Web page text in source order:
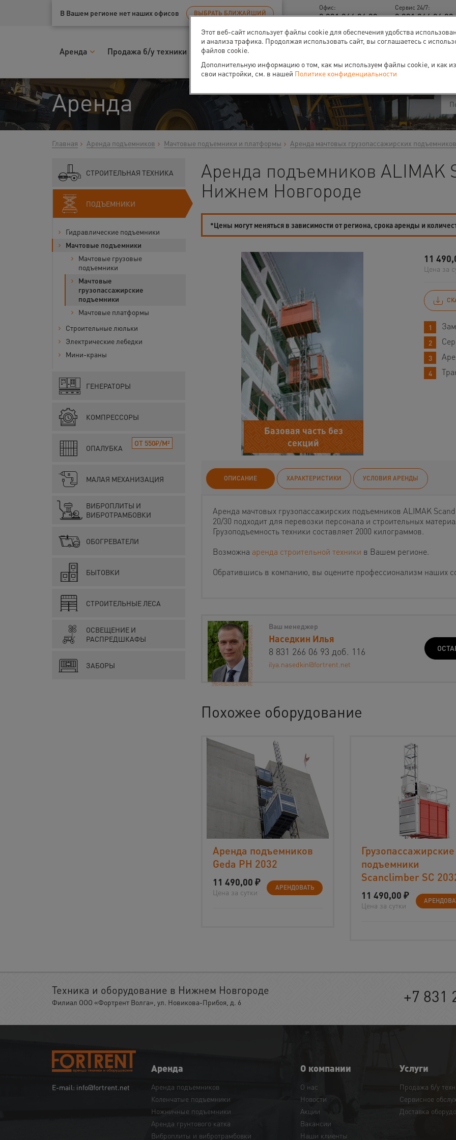
Ваш город:Нижний Новгород
В Вашем регионе нет наших офисов ВЫБРАТЬ БЛИЖАЙШИЙ
Офис:
8 831 266 06 93
Сервис 24/7:
8 831 266 06 93
Аренда Продажа б/у техники Запчасти
Аренда
Главная Аренда подъемников Мачтовые подъемники и платформы Аренда мачтовых грузопассажирских подъемников
СТРОИТЕЛЬНАЯ ТЕХНИКА
ПОДЪЕМНИКИ
Гидравлические подъемники
Мачтовые подъемники
Мачтовые грузовые
подъемники
Мачтовые
грузопассажирские
подъемники
Мачтовые платформы
Строительные люльки
Электрические лебедки
Мини-краны
ГЕНЕРАТОРЫ
КОМПРЕССОРЫ
ОПАЛУБКА
ОТ 550₽/М²
МАЛАЯ МЕХАНИЗАЦИЯ
ВИБРОПЛИТЫ И
ВИБРОТРАМБОВКИ
ОБОГРЕВАТЕЛИ
БЫТОВКИ
СТРОИТЕЛЬНЫЕ ЛЕСА
ОСВЕЩЕНИЕ И
РАСПРЕДШКАФЫ
ЗАБОРЫ
Аренда подъемников ALIMAK
Нижнем Новгороде
*Цены могут меняться в зависимости от региона, срока аренды и
Базовая часть без
секций
11
Цена за
ОПИСАНИЕ ХАРАКТЕРИСТИКИ УСЛОВИЯ АРЕНДЫ
Аренда мачтовых грузопассажирских подъемников ALIMAK
20/30 подходит для перевозки персонала и строительных
Грузоподъемность техники составляет 2000 килограммов.
Возможна аренда строительной техники в Вашем регионе.
Обратившись в компанию, вы оцените профессионализм наших
Ваш менеджер
Наседкин Илья
8 831 266 06 93 доб. 116
ilya.nasedkin@fortrent.net
Похожее оборудование
Аренда подъемников
Geda PH 2032
11 490,00 ₽
Цена за сутки
АРЕНДОВАТЬ
Грузопассажирские
подъемники
Scanclimber SC
11 490,00 ₽
Цена за сутки
Техника и оборудование в Нижнем Новгороде
Филиал ООО «Фортрент Волга», ул. Новикова-Прибоя, д. 6 +7 831
E-mail: info@fortrent.net
Аренда
Аренда подъемников
Коленчатые подъемники
Ножничные подъемники
Аренда грунтового катка
Виброплиты и вибротрамбовки
О компании
О нас
Новости
Акции
Вакансии
Наши клиенты
Услуги
Продажа б/у
Сервисное
Доставка
Этот веб-сайт использует файлы cookie для обеспечения удобства
и анализа трафика. Продолжая использовать сайт, вы соглашаетесь с
файлов cookie.
Дополнительную информацию о том, как мы используем файлы cookie, и как
свои настройки, см. в нашей Политике конфиденциальности